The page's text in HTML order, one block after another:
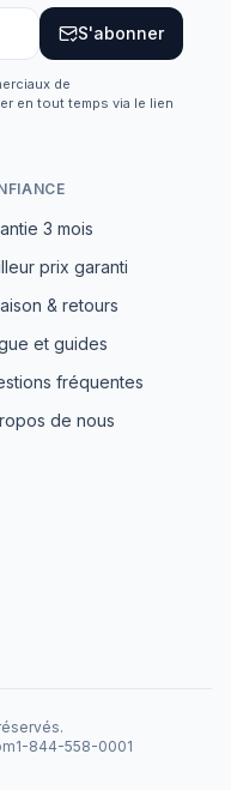
S'abonner
de
en tout temps via le lien
3 mois
prix garanti
& retours
et guides
fréquentes
de nous
1-844-558-0001